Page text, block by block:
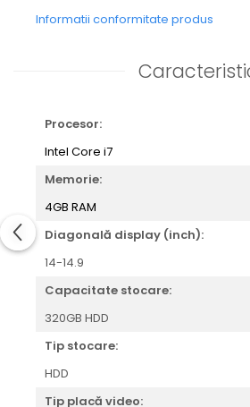
Informatii conformitate produs
Procesor:
Intel Core i7
Memorie:
4GB RAM
Diagonală display (inch):
14-14.9
Capacitate stocare:
320GB HDD
Tip stocare:
HDD
Tip placă video: